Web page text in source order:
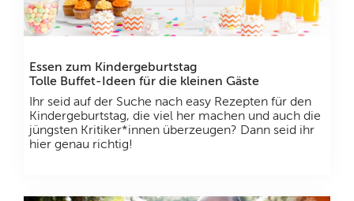
Essen zum Kindergeburtstag
Tolle Buffet-Ideen für die kleinen Gäste
Ihr seid auf der Suche nach easy Rezepten für den
Kindergeburtstag, die viel her machen und auch die
jüngsten Kritiker*innen überzeugen? Dann seid ihr
hier genau richtig!